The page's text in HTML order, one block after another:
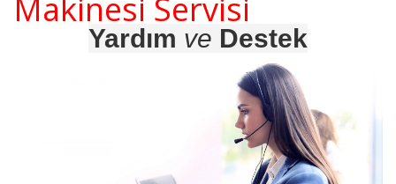
Makinesi Servisi
Yardım ve Destek